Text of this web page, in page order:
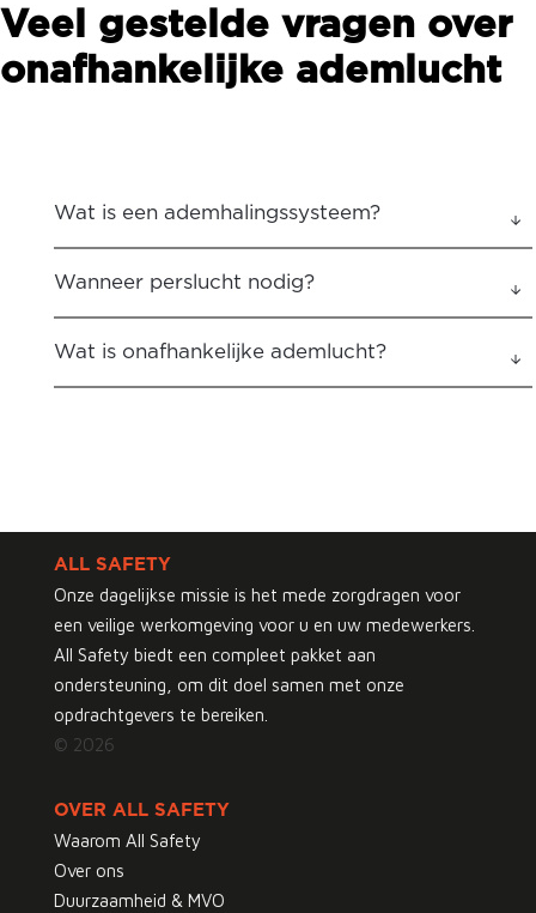
Veel gestelde vragen over
onafhankelijke ademlucht
Wat is een ademhalingssysteem?
Wanneer perslucht nodig?
Wat is onafhankelijke ademlucht?
ALL SAFETY
Onze dagelijkse missie is het mede zorgdragen voor
een veilige werkomgeving voor u en uw medewerkers.
All Safety biedt een compleet pakket aan
ondersteuning, om dit doel samen met onze
opdrachtgevers te bereiken.
© 2026
OVER ALL SAFETY
Waarom All Safety
Over ons
Duurzaamheid & MVO